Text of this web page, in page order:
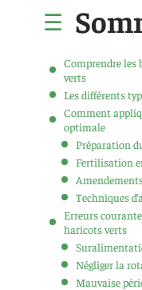
Comprendre
verts
Les différents
Comment
optimale
Préparation
Fertilisation
Techniques
Erreurs
haricots verts
Négliger la
Mauvaise